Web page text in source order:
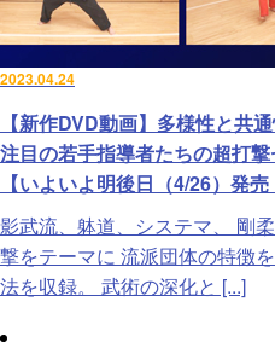
2023.04.24
【新作DVD動画】多様性と共
注目の若手指導者たちの超打
【いよいよ明後日（4/26）発
影武流、躰道、システマ、 剛
撃をテーマに 流派団体の特徴
法を収録。 武術の深化と [...]